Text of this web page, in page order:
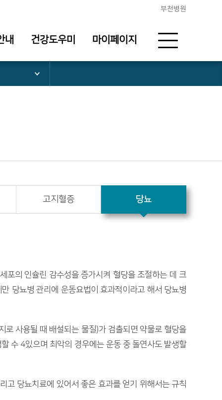
부천병원
내 건강도우미 마이페이지
고지혈증 당뇨
포의 인슐린 감수성을 증가시켜 혈당을 조절하는 데 크
당뇨병 관리에 운동요법이 효과적이라고 해서 당뇨병
사용될 때 배설되는 물질)가 검출되면 약물로 혈당을
수 4있으며 최악의 경우에는 운동 중 돌연사도 발생할
고 당뇨치료에 있어서 좋은 효과를 얻기 위해서는 규칙